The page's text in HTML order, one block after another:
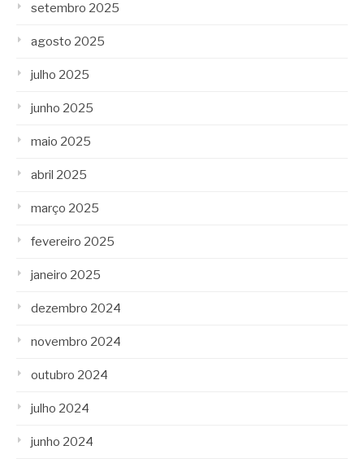
setembro 2025
agosto 2025
julho 2025
junho 2025
maio 2025
abril 2025
março 2025
fevereiro 2025
janeiro 2025
dezembro 2024
novembro 2024
outubro 2024
julho 2024
junho 2024